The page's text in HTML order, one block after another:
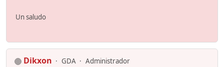
Un saludo
Dikxon GDA
Administrador